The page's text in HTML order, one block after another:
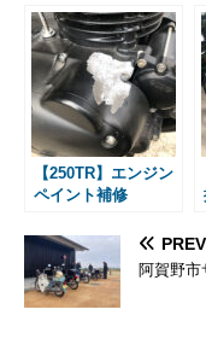
【250TR】エンジン
ペイント補修
阿賀野